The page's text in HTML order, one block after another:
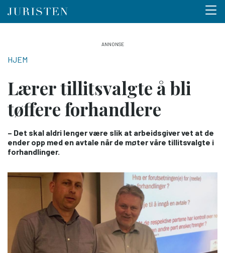
hovedinnhold
Menu
NAVIGASJONSSTI
HJEM
Lærer tillitsvalgte å bli
tøffere forhandlere
– Det skal aldri lenger være slik at arbeidsgiver vet at de
ender opp med en avtale når de møter våre tillitsvalgte i
forhandlinger.